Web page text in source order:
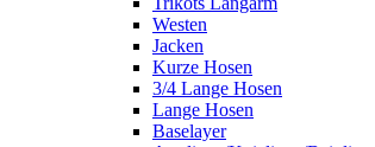
Lange Hosen
Baselayer
Armlinge/Knielinge/Beinlinge
Caps & Mützen
Handschuhe
Socken
Andere